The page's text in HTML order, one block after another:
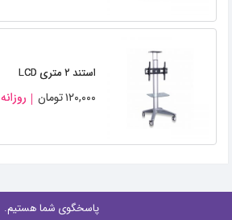
استند ۲ متری LCD
۱۲۰,۰۰۰تومان روزانه
پاسخگوی شما هستیم.